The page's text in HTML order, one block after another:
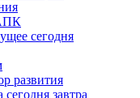
сегодня
развития
сегодня завтра